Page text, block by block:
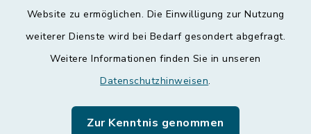
Website zu ermöglichen. Die Einwilligung zur Nutzung
weiterer Dienste wird bei Bedarf gesondert abgefragt.
Weitere Informationen finden Sie in unseren
Datenschutzhinweisen.
Zur Kenntnis genommen
Datenschutz